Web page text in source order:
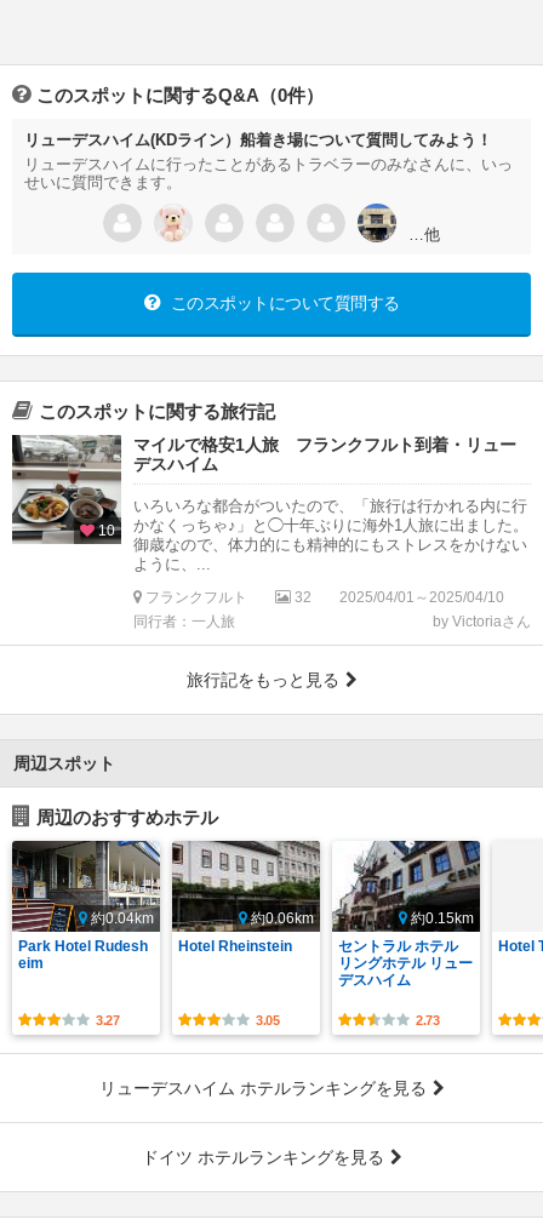
このスポットに関するQ&A（0件）
リューデスハイム(KDライン）船着き場について質問してみよう！
リューデスハイムに行ったことがあるトラベラーのみなさんに、いっ
せいに質問できます。
…他
このスポットについて質問する
このスポットに関する旅行記
10
マイルで格安1人旅 フランクフルト到着・リュー
デスハイム
いろいろな都合がついたので、「旅行は行かれる内に行
かなくっちゃ♪」と◯十年ぶりに海外1人旅に出ました。
御歳なので、体力的にも精神的にもストレスをかけない
ように、...
フランクフルト 32
2025/04/01～2025/04/10
同行者：一人旅
by Victoriaさん
旅行記をもっと見る
周辺スポット
周辺のおすすめホテル
約0.04km
Park Hotel Rudesh
eim
3.27
約0.06km
Hotel Rheinstein
3.05
約0.15km
セントラル ホテル
リングホテル リュー
デスハイム
2.73
Hotel
リューデスハイム ホテルランキングを見る
ドイツ ホテルランキングを見る